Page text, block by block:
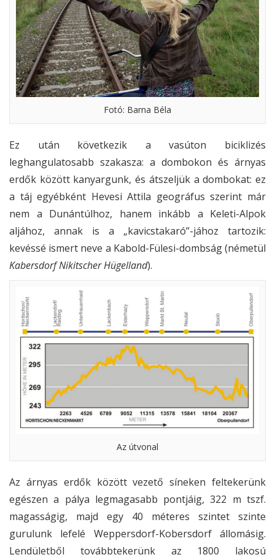
Fotó: Barna Béla
Ez után következik a vasúton biciklizés
leghangulatosabb szakasza: a dombokon és árnyas
erdők között kanyargunk, és átszeljük a dombokat: ez
a táj egyébként Hevesi Attila geográfus szerint már
nem a Dunántúlhoz, hanem inkább a Keleti-Alpok
aljához, annak is a „kavicstakaró”-jához tartozik:
kevéssé ismert neve a Kabold-Fülesi-dombság (németül
Kabersdorf Nikitscher Hügelland).
Az útvonal
Az árnyas erdők között vezető síneken feltekerünk
egészen a pálya legmagasabb pontjáig, 322 m tszf.
magasságig, majd egy 40 méteres szintet szinte
gurulunk lefelé Weppersdorf-Kobersdorf állomásig.
Lendületből továbbtekerünk az 1800 lakosú